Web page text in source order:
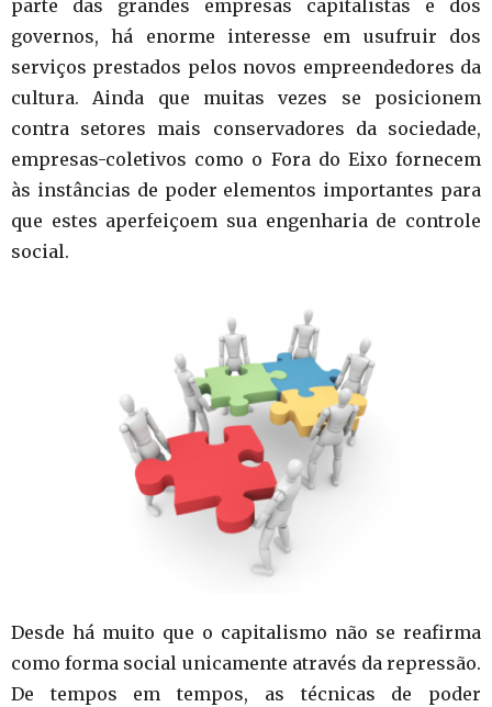
parte das grandes empresas capitalistas e dos
governos, há enorme interesse em usufruir dos
serviços prestados pelos novos empreendedores da
cultura. Ainda que muitas vezes se posicionem
contra setores mais conservadores da sociedade,
empresas-coletivos como o Fora do Eixo fornecem
às instâncias de poder elementos importantes para
que estes aperfeiçoem sua engenharia de controle
social.
Desde há muito que o capitalismo não se reafirma
como forma social unicamente através da repressão.
De tempos em tempos, as técnicas de poder